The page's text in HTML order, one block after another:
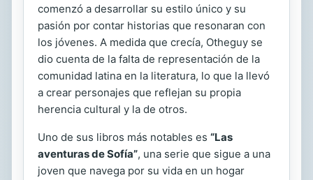
comenzó a desarrollar su estilo único y su
pasión por contar historias que resonaran con
los jóvenes. A medida que crecía, Otheguy se
dio cuenta de la falta de representación de la
comunidad latina en la literatura, lo que la llevó
a crear personajes que reflejan su propia
herencia cultural y la de otros.
Uno de sus libros más notables es “Las
aventuras de Sofía”, una serie que sigue a una
joven que navega por su vida en un hogar